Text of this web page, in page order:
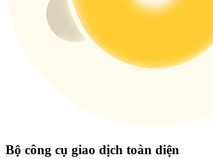
Nhận giải thưởng và phần thưởng độc
Trung tâm phần thưởng
Bộ công cụ giao dịch toàn diện